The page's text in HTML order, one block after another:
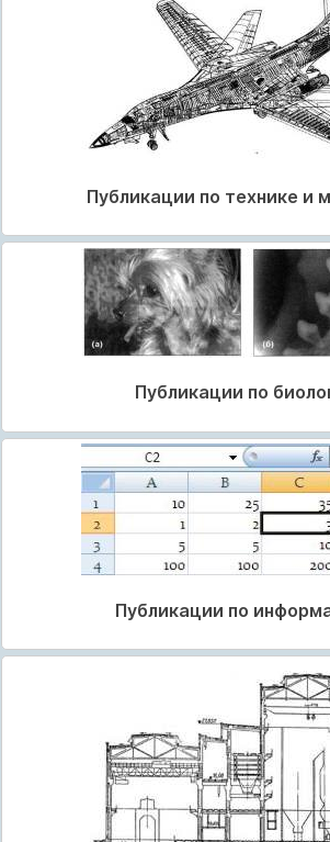
Публикации по технике и
Публикации по
Публикации по